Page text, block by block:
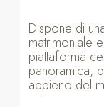
Dispone di
matrimoniale
piattaforma
panoramica,
appieno del